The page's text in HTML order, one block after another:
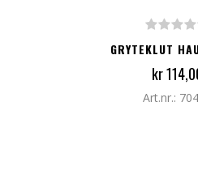
LEGG TIL I
GRYTEKLUT
kr
Art.nr.: